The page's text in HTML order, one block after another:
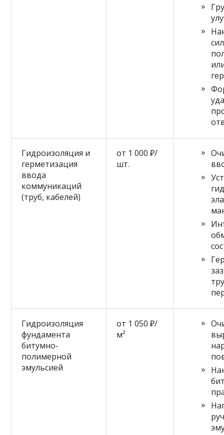
Гидроизоляция и
герметизация
ввода
коммуникаций
(труб, кабелей)
от 1 000 ₽/
шт.
Гидроизоляция
фундамента
битумно-
полимерной
эмульсией
от 1 050 ₽/
м²